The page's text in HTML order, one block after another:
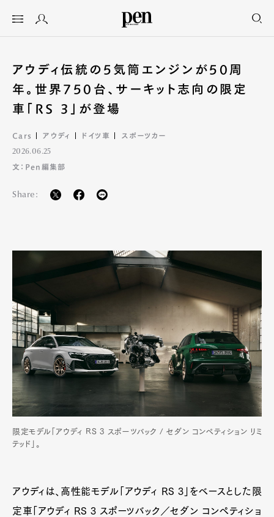
アウディ伝統の5気筒エンジンが50周
年。世界750台、サーキット志向の限定
車「RS 3」が登場
Cars アウディ ドイツ車 スポーツカー
2026.06.25
文：Pen編集部
Share:
限定モデル「アウディ RS 3 スポーツバック / セダン コンペティション リミ
テッド」。
アウディは、高性能モデル「アウディ RS 3」をベースとした限
定車「アウディ RS 3 スポーツバック／セダン コンペティショ